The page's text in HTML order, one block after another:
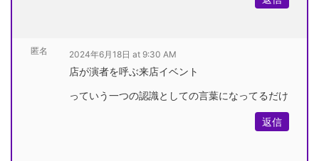
匿名 2024年6月18日 at 9:30 AM
店が演者を呼ぶ来店イベント
っていう一つの認識としての言葉になってるだけ
返信